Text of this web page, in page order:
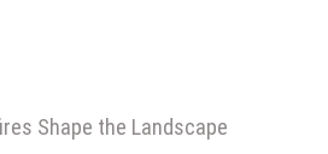
Shape the Landscape